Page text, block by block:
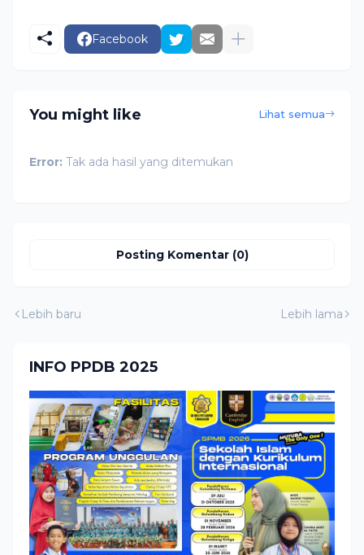
Facebook
You might like Lihat semua
Error: Tak ada hasil yang ditemukan
Posting Komentar (0)
Lebih baru Lebih lama
INFO PPDB 2025